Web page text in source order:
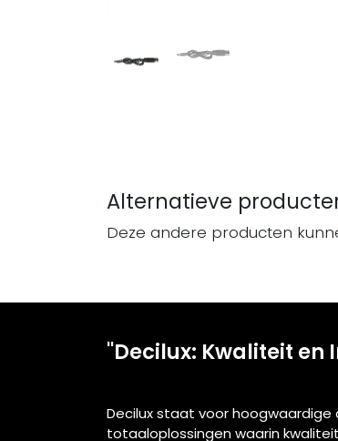
Alternatieve
Deze andere producten
"Decilux: Kwaliteit en
Decilux staat voor hoogwaardige
totaaloplossingen waarin